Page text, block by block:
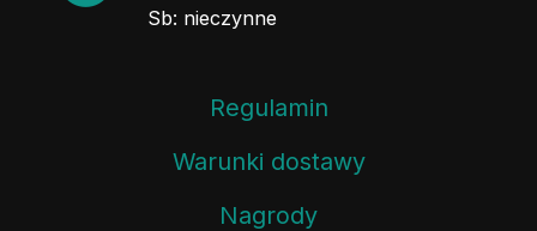
Sb: nieczynne
Regulamin
Warunki dostawy
Nagrody